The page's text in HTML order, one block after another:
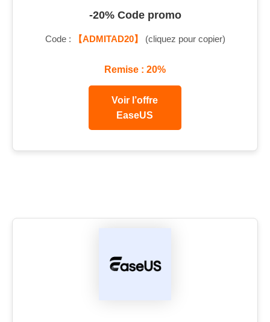
-20% Code promo
Code : 【ADMITAD20】 (cliquez pour copier)
Remise : 20%
Voir l’offre
EaseUS